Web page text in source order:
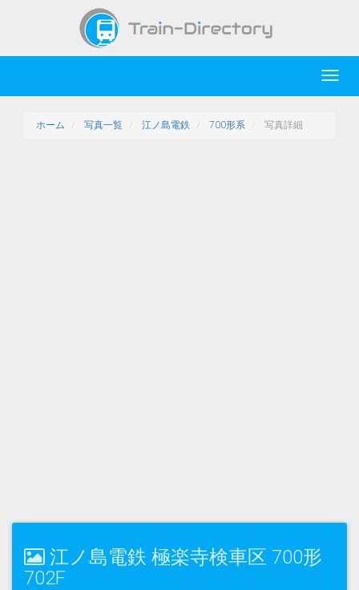
ホーム 写真一覧 江ノ島電鉄 700形系 写真詳細
江ノ島電鉄 極楽寺検車区 700形
702F